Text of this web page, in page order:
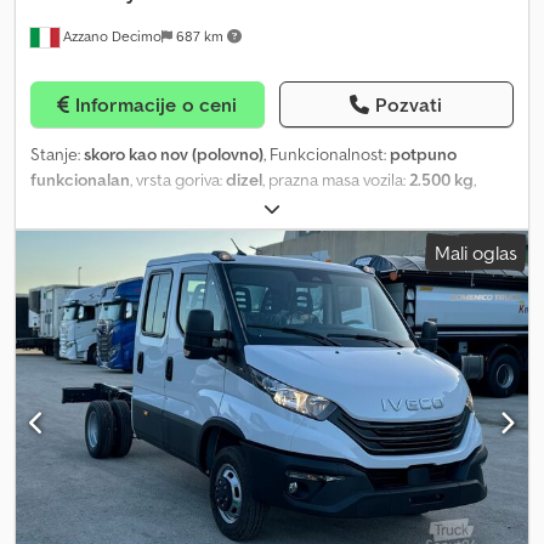
Azzano Decimo 687 km
Informacije o ceni Pozvati
Stanje:skoro kao nov (polovno), Funkcionalnost: potpuno
funkcionalan, vrsta goriva:dizel, prazna masa vozila:2.500 kg,
, ukupna težina:
međuosovinsko rastojanje:3.450 mm, gorivo:dizel, boja:bela,
Euro 5, broj sedišta:3, Godina proizvodnje:2013,
Iveco Daily, 35C11, godina 2013, 2.3CC, 110KS, motor euro 5 potpuno
remontovan, dvostruki zadnji točkovi, bez klime, ABS, 3 mesta,
međuosovinsko rastojanje 3450 mm. Vozilo kompletno
regenerisano – karoserija i mehanika u potpunosti obnovljeni.
Opremljeno novom trostranom kipom (dimenzije 3300x2100x400
mm) i zadnjim pojačanim lisnatim oprugama za nosivost. Dcedpfjy
Aivtex Akwek
Mali oglas